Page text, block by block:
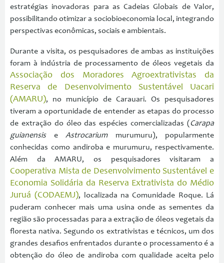
estratégias inovadoras para as Cadeias Globais de Valor,
possibilitando otimizar a sociobioeconomia local, integrando
perspectivas econômicas, sociais e ambientais.
Durante a visita, os pesquisadores de ambas as instituições
foram à indústria de processamento de óleos vegetais da
Associação dos Moradores Agroextrativistas da
Reserva de Desenvolvimento Sustentável Uacari
(AMARU), no município de Carauari. Os pesquisadores
tiveram a oportunidade de entender as etapas do processo
de extração do óleo das espécies comercializadas (Carapa
guianensis e Astrocarium murumuru), popularmente
conhecidas como andiroba e murumuru, respectivamente.
Além da AMARU, os pesquisadores visitaram a
Cooperativa Mista de Desenvolvimento Sustentável e
Economia Solidária da Reserva Extrativista do Médio
Juruá (CODAEMJ), localizada na Comunidade Roque. Lá
puderam conhecer mais uma usina onde as sementes da
região são processadas para a extração de óleos vegetais da
floresta nativa. Segundo os extrativistas e técnicos, um dos
grandes desafios enfrentados durante o processamento é a
obtenção do óleo de andiroba com qualidade aceita pelo